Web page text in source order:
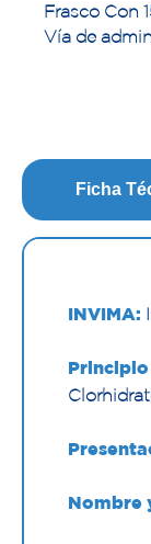
Frasco Con
Vía de
Ficha
INVIMA:
Nombre